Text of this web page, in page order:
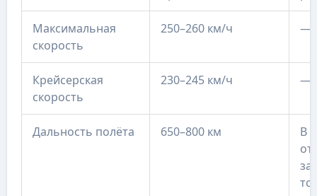
Максимальная
скорость
250–260 км/ч —
Крейсерская
скорость
230–245 км/ч —
Дальность полёта 650–800 км
В
от